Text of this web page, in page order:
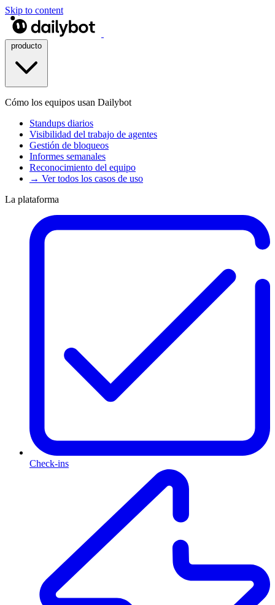
Skip to content
Cómo los equipos usan Dailybot
Standups diarios
Visibilidad del trabajo de agentes
Gestión de bloqueos
Informes semanales
Reconocimiento del equipo
→ Ver todos los casos de uso
La plataforma
Check-ins